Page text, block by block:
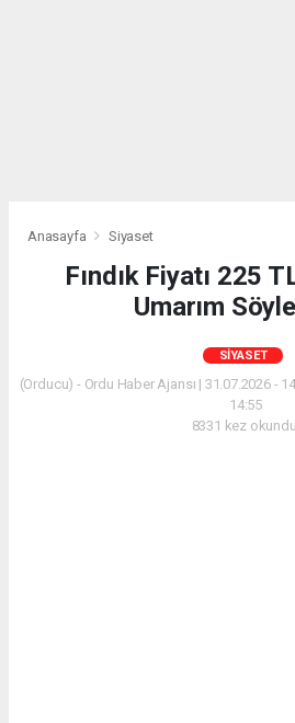
Anasayfa Siyaset
Fındık Fiyatı 225
Umarım
SIYASET
(Orducu) - Ordu Haber Ajansı | 31.07.2026 -
14:55
8331 kez okundu.